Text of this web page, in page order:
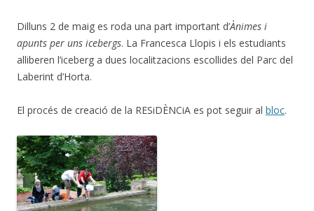
Dilluns 2 de maig es roda una part important d’Ànimes i
apunts per uns icebergs. La Francesca Llopis i els estudiants
alliberen l’iceberg a dues localitzacions escollides del Parc del
Laberint d’Horta.
El procés de creació de la RESiDÈNCiA es pot seguir al bloc.